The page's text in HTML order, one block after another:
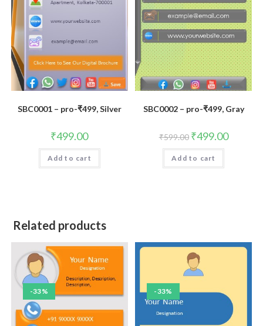
SBC0001 – pro-₹499, Silver
₹499.00
Add to cart
SBC0002 – pro-₹499, Gray
₹599.00 ₹499.00
Add to cart
Related products
-33% -33%